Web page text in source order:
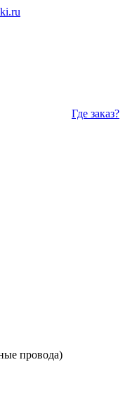
Где заказ?
провода)